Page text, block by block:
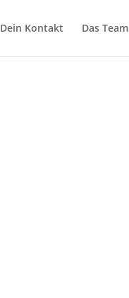
Dein Kontakt Das Team